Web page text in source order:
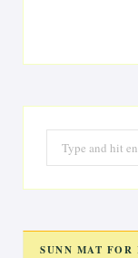
for:
SUNN MAT